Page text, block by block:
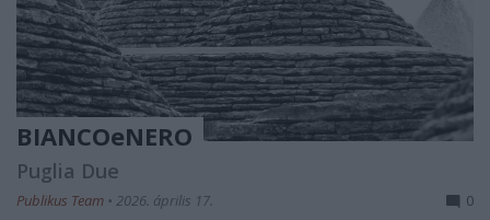
BIANCOeNERO
Puglia Due
Publikus Team • 2026. április 17. 0